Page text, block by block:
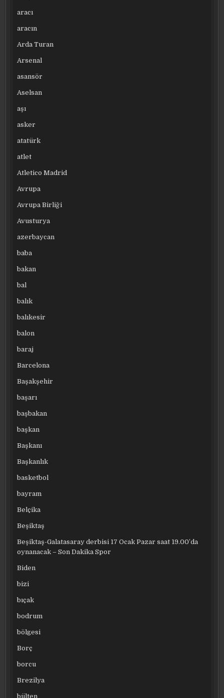
aracı
aracın
Arda Turan
Arsenal
asansör
Aselsan
aşı
asker
atatürk
atlet
Atletico Madrid
Avrupa
Avrupa Birliği
Avusturya
azerbaycan
baba
bakan
bal
balık
balıkesir
balon
baraj
Barcelona
Başakşehir
başarı
başbakan
başkan
Başkanı
Başkanlık
basketbol
bayram
Belçika
Beşiktaş
Beşiktaş-Galatasaray derbisi 17 Ocak Pazar saat 19.00’da
oynanacak – Son Dakika Spor
Biden
bizi
bıçak
bodrum
bölgesi
Borç
borcu
Brezilya
bülten